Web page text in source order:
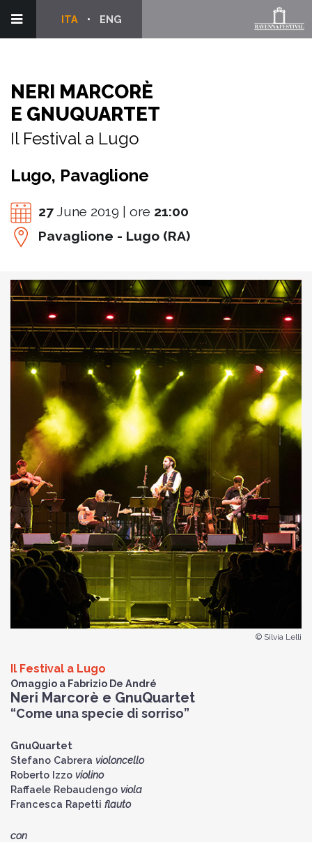
ENG
ITA
NERI MARCORÈ
E GNUQUARTET
Il Festival a Lugo
Lugo, Pavaglione
27 June 2019 | ore 21:00
Pavaglione - Lugo (RA)
© Silvia Lelli
Il Festival a Lugo
Omaggio a Fabrizio De André
Neri Marcorè e GnuQuartet
“Come una specie di sorriso”
GnuQuartet
Stefano Cabrera violoncello
Roberto Izzo violino
Raffaele Rebaudengo viola
Francesca Rapetti flauto
con